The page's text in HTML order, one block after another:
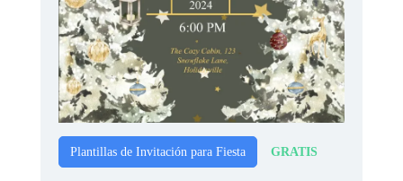
Plantillas de Invitación para Fiesta GRATIS